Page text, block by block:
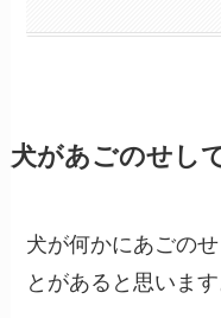
犬があごのせし
犬が何かにあごの
とがあると思います